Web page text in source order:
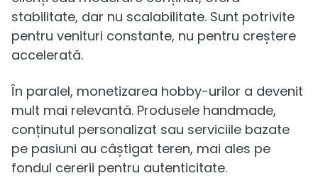
stabilitate, dar nu scalabilitate. Sunt potrivite
pentru venituri constante, nu pentru creștere
accelerată.
În paralel, monetizarea hobby-urilor a devenit
mult mai relevantă. Produsele handmade,
conținutul personalizat sau serviciile bazate
pe pasiuni au câștigat teren, mai ales pe
fondul cererii pentru autenticitate.